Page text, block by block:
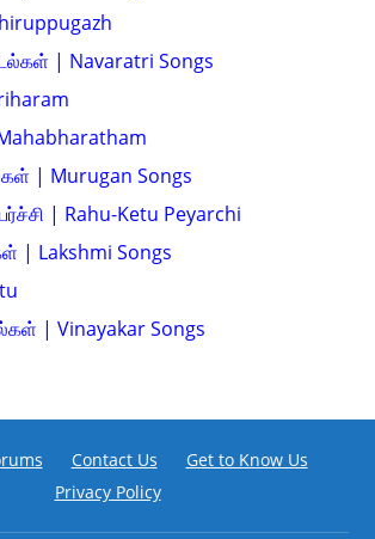
| Navaratri Songs
| Murugan Songs
| Rahu-Ketu Peyarchi
| Lakshmi Songs
| Vinayakar Songs
Contact Us
Get to Know Us
Privacy Policy